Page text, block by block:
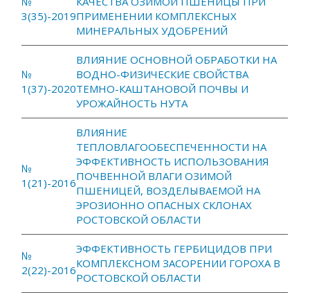
3(35)-2019ПРИМЕНЕНИИ КОМПЛЕКСНЫХ
МИНЕРАЛЬНЫХ УДОБРЕНИЙ
№
1(37)-2020
ВЛИЯНИЕ ОСНОВНОЙ ОБРАБОТКИ НА
ВОДНО-ФИЗИЧЕСКИЕ СВОЙСТВА
ТЕМНО-КАШТАНОВОЙ ПОЧВЫ И
УРОЖАЙНОСТЬ НУТА
№
1(21)-2016
ВЛИЯНИЕ
ТЕПЛОВЛАГООБЕСПЕЧЕННОСТИ НА
ЭФФЕКТИВНОСТЬ ИСПОЛЬЗОВАНИЯ
ПОЧВЕННОЙ ВЛАГИ ОЗИМОЙ
ПШЕНИЦЕЙ, ВОЗДЕЛЫВАЕМОЙ НА
ЭРОЗИОННО ОПАСНЫХ СКЛОНАХ
РОСТОВСКОЙ ОБЛАСТИ
№
2(22)-2016
ЭФФЕКТИВНОСТЬ ГЕРБИЦИДОВ ПРИ
КОМПЛЕКСНОМ ЗАСОРЕНИИ ГОРОХА В
РОСТОВСКОЙ ОБЛАСТИ